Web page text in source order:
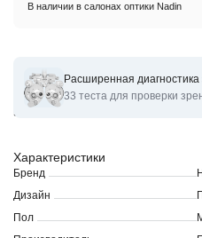
Оправы для очков
583190 + CLIP
Характеристики
Бренд
Дизайн
Пол
В наличии в салонах оптики Nadin
Расширенная диагностика
33 теста для проверки